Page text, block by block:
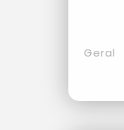
Geral